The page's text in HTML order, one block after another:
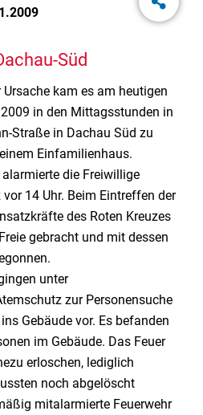
Süd
kam es am heutigen
in den Mittagsstunden in
Straße in Dachau Süd zu
Einfamilienhaus.
die Freiwillige
14 Uhr. Beim Eintreffen der
des Roten Kreuzes
gebracht und mit dessen
unter
zur Personensuche
Gebäude vor. Es befanden
im Gebäude. Das Feuer
erloschen, lediglich
noch abgelöscht
mitalarmierte Feuerwehr